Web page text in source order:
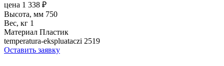
цена 1 338 ₽
Высота, мм 750
Вес, кг 1
Материал Пластик
temperatura-ekspluataczi 2519
Оставить заявку